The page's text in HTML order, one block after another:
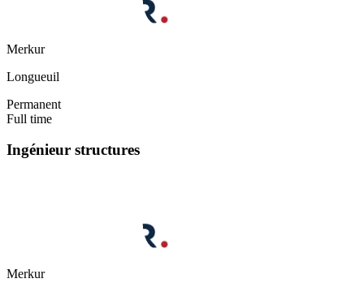
Merkur
Longueuil
Permanent
Full time
Ingénieur structures
Merkur